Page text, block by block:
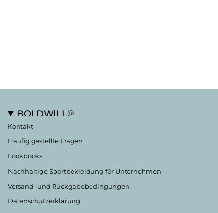
BOLDWILL®
Kontakt
Häufig gestellte Fragen
Lookbooks
Nachhaltige Sportbekleidung für Unternehmen
Versand- und Rückgabebedingungen
Datenschutzerklärung